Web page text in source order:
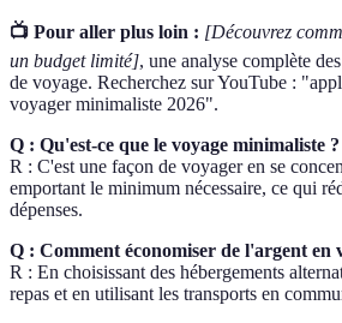
📺 Pour aller plus loin : [Découvrez
un budget limité], une analyse complète
de voyage. Recherchez sur YouTube :
voyager minimaliste 2026".
Q : Qu'est-ce que le voyage minimaliste ?
R : C'est une façon de voyager en se
emportant le minimum nécessaire, ce qui
dépenses.
Q : Comment économiser de l'argent en
R : En choisissant des hébergements
repas et en utilisant les transports en